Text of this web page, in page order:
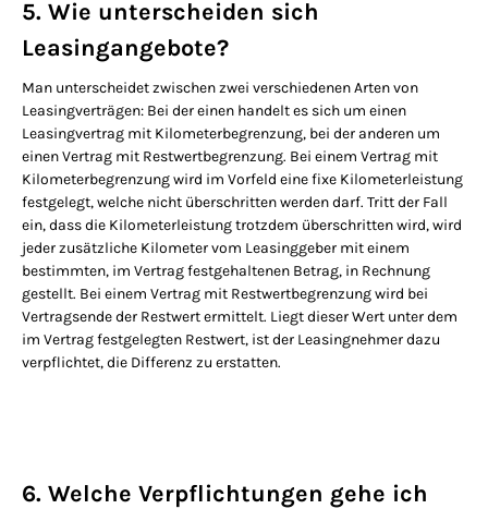
5. Wie unterscheiden sich
Leasingangebote?
Man unterscheidet zwischen zwei verschiedenen Arten von
Leasingverträgen: Bei der einen handelt es sich um einen
Leasingvertrag mit Kilometerbegrenzung, bei der anderen um
einen Vertrag mit Restwertbegrenzung. Bei einem Vertrag mit
Kilometerbegrenzung wird im Vorfeld eine fixe Kilometerleistung
festgelegt, welche nicht überschritten werden darf. Tritt der Fall
ein, dass die Kilometerleistung trotzdem überschritten wird, wird
jeder zusätzliche Kilometer vom Leasinggeber mit einem
bestimmten, im Vertrag festgehaltenen Betrag, in Rechnung
gestellt. Bei einem Vertrag mit Restwertbegrenzung wird bei
Vertragsende der Restwert ermittelt. Liegt dieser Wert unter dem
im Vertrag festgelegten Restwert, ist der Leasingnehmer dazu
verpflichtet, die Differenz zu erstatten.
6. Welche Verpflichtungen gehe ich